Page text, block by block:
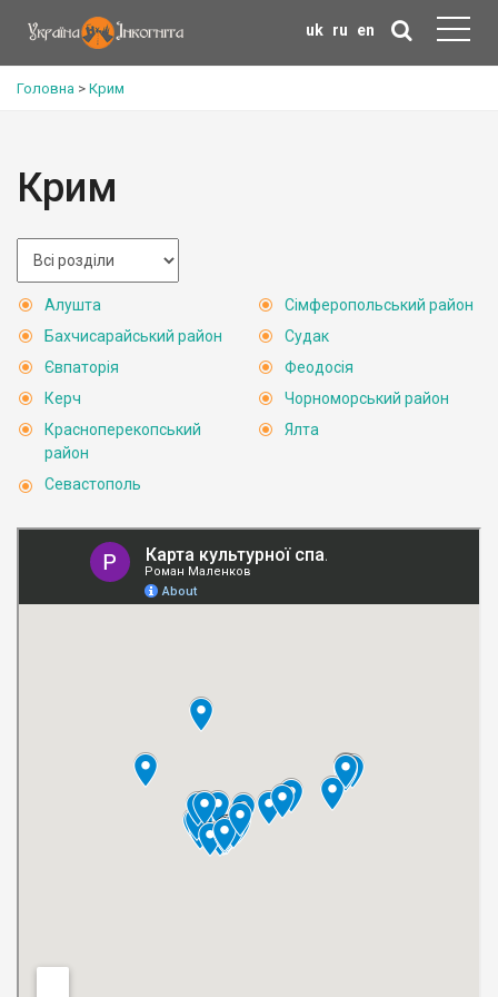
uk ru en
Головна > Крим
Крим
Алушта
Бахчисарайський район
Євпаторія
Керч
Красноперекопський
район
Севастополь
Сімферопольський район
Судак
Феодосія
Чорноморський район
Ялта